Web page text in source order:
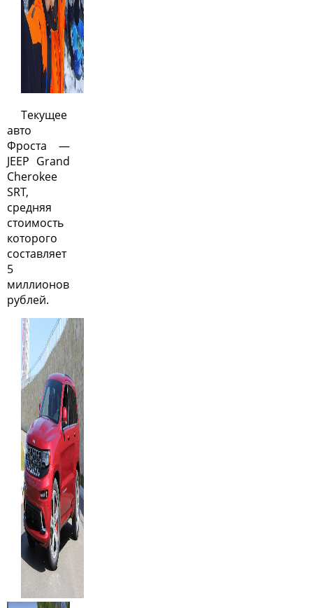
Текущее
авто
Фроста —
JEEP Grand
Cherokee
SRT,
средняя
стоимость
которого
составляет
5
миллионов
рублей.